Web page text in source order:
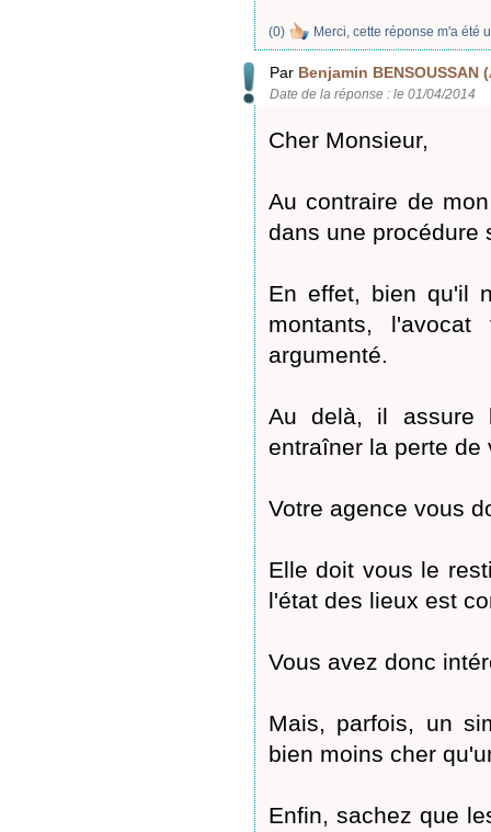
(0) Merci, cette réponse m'a été
Par Benjamin BENSOUSSAN
Date de la réponse : le 01/04/2014
Cher Monsieur,
Au contraire de
dans une procédure
En effet, bien qu'il
montants,
argumenté.
Au delà, il assure
entraîner la perte de
Votre agence vous
Elle doit vous le
l'état des lieux est
Vous avez donc
Mais, parfois, un
bien moins cher
Enfin, sachez que